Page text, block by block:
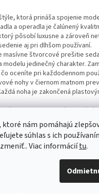
nám pomáhajú
súhlas s ich
Viac informáciítu.
ktorá prináša spojenie
a operadla je čalúnený
pôsobí luxusne a zároveň
aj pri dlhšom používaní.
masívne štvorcové prešitie
jedinečný charakter.
oceníte pri každodennom
nohy v čiernom matnom
noha je zakončená
nielen do moderných jedální
kaviarní.
a paspula po obvode
nohami v čiernej matnej
podlahy